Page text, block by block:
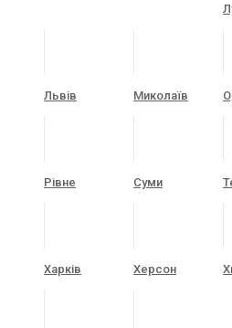
Львів Миколаїв
Рівне Суми
Харків Херсон